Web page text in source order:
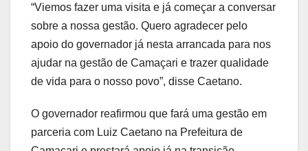
“Viemos fazer uma visita e já começar a conversar
sobre a nossa gestão. Quero agradecer pelo
apoio do governador já nesta arrancada para nos
ajudar na gestão de Camaçari e trazer qualidade
de vida para o nosso povo”, disse Caetano.
O governador reafirmou que fará uma gestão em
parceria com Luiz Caetano na Prefeitura de